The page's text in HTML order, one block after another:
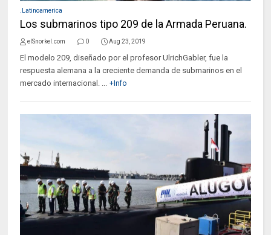
.Latinoamerica
Los submarinos tipo 209 de la Armada Peruana.
elSnorkel.com 0 Aug 23, 2019
El modelo 209, diseñado por el profesor UlrichGabler, fue la
respuesta alemana a la creciente demanda de submarinos en el
mercado internacional. ... +Info